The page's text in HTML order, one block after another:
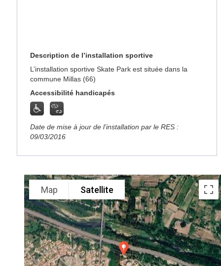
Description de l’installation sportive
L’installation sportive Skate Park est située dans la
commune Millas (66)
Accessibilité handicapés
Date de mise à jour de l’installation par le RES :
09/03/2016
Map Satellite